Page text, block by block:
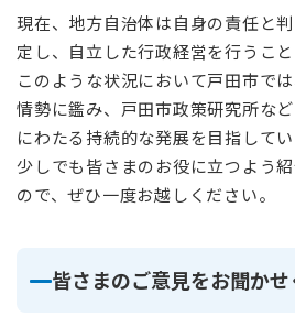
現在、地方自治体は自身の責任と
定し、自立した行政経営を行うこと
このような状況において戸田市で
情勢に鑑み、戸田市政策研究所な
にわたる持続的な発展を目指して
少しでも皆さまのお役に立つよう
ので、ぜひ一度お越しください。
皆さまのご意見をお聞か